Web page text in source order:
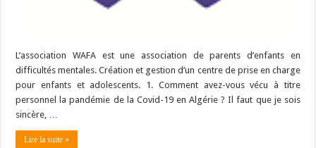
L’association WAFA est une association de parents d’enfants en
difficultés mentales. Création et gestion d’un centre de prise en charge
pour enfants et adolescents. 1. Comment avez-vous vécu à titre
personnel la pandémie de la Covid-19 en Algérie ? Il faut que je sois
sincère, …
Lire la suite »